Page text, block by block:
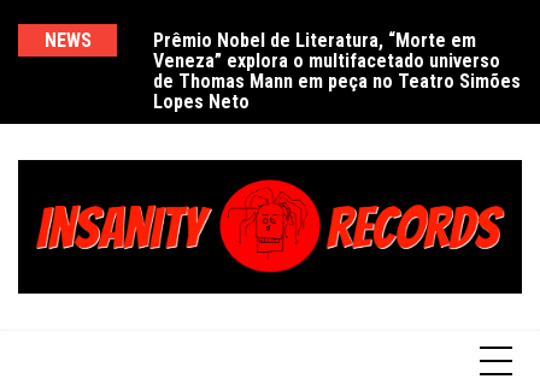
NEWS
Prêmio Nobel de Literatura, “Morte em
Veneza” explora o multifacetado universo
de Thomas Mann em peça no Teatro Simões
Lopes Neto